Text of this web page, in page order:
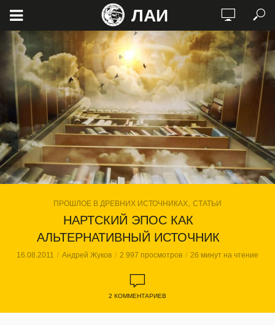
ЛАИ
ПРОШЛОЕ В ДРЕВНИХ ИСТОЧНИКАХ СТАТЬИ
НАРТСКИЙ ЭПОС КАК
АЛЬТЕРНАТИВНЫЙ ИСТОЧНИК
16.08.2011 Андрей Жуков 2 997 просмотров 26 минут на чтение
2 КОММЕНТАРИЕВ